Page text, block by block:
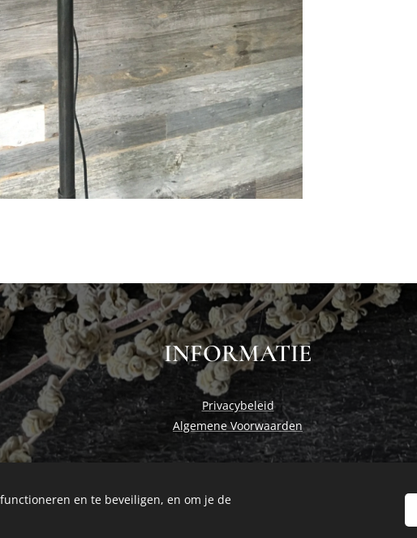
INFORMATIE
Privacybeleid
Algemene Voorwaarden
en te beveiligen, en om je de